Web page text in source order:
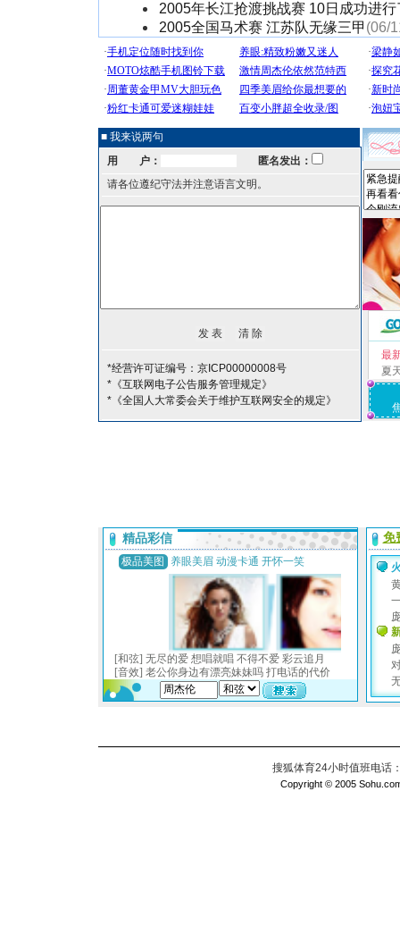
2005年长江抢渡挑战赛 10日成功进行
2005全国马术赛 江苏队无缘三甲 (06/
■ 我来说两句
用 户：
匿名发出：
请各位遵纪守法并注意语言文明。
*经营许可证编号：京ICP00000008号
*《互联网电子公告服务管理规定》
*《全国人大常委会关于维护互联网安全的规定》
最
夏
搜狐体育24小时值班电话
Copyright © 2005